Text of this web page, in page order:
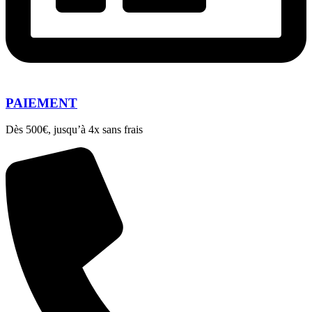
PAIEMENT
Dès 500€, jusqu’à 4x sans frais